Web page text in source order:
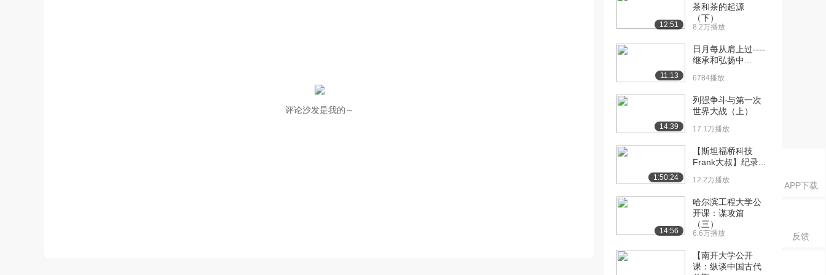
APP下载
反馈
评论沙发是我的～
12:51
茶和茶的起源
（下）
8.2万播放
11:13
日月每从肩上过----
继承和弘扬中...
6784播放
14:39
列强争斗与第一次
世界大战（上）
17.1万播放
1:50:24
【斯坦福桥科技
Frank大叔】纪录...
12.2万播放
14:56
哈尔滨工程大学公
开课：谋攻篇
（三）
6.6万播放
【南开大学公开
课：纵谈中国古代